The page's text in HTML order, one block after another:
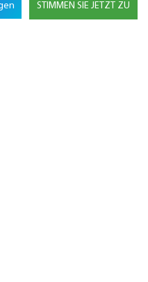
STIMMEN SIE JETZT ZU